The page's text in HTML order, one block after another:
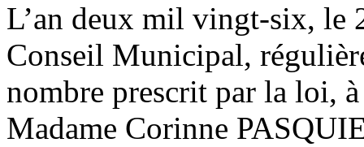
L’an deux mil vingt-six, le
Conseil Municipal,
nombre prescrit par la loi,
Madame Corinne